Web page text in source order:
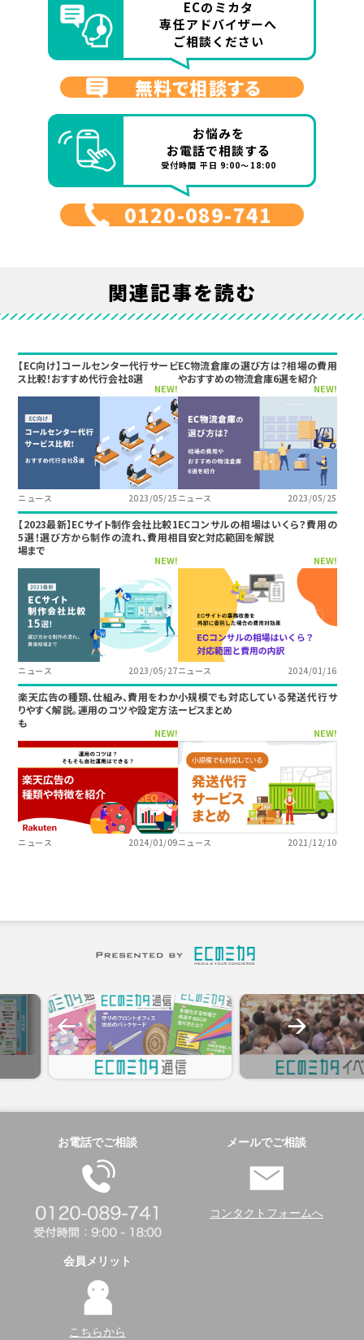
ECのミカタ
専任アドバイザーへ
ご相談ください
無料で相談する
お悩みを
お電話で相談する
受付時間 平日 9:00～18:00
0120-089-741
関連記事を読む
【EC向け】コールセンター代行サービ
ス比較！おすすめ代行会社8選
NEW!
ニュース 2023/05/25
EC物流倉庫の選び方は？相場の費用
やおすすめの物流倉庫6選を紹介
NEW!
ニュース 2023/05/25
【2023最新】ECサイト制作会社比較1
5選！選び方から制作の流れ、費用相
場まで
NEW!
ニュース 2023/05/27
ECコンサルの相場はいくら？費用の
目安と対応範囲を解説
NEW!
ニュース 2024/01/16
楽天広告の種類、仕組み、費用をわか
りやすく解説。運用のコツや設定方法
も
NEW!
ニュース 2024/01/09
小規模でも対応している発送代行サ
ービスまとめ
NEW!
ニュース 2021/12/10
お電話でご相談 メールでご相談
コンタクトフォームへ
会員メリット
こちらから